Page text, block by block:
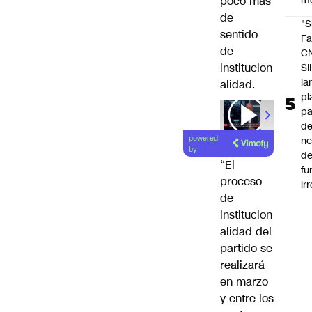
de
sentido
de
institucion
alidad.
powered
by
“El
proceso
de
institucion
alidad del
partido se
realizará
en marzo
y entre los
SII
de